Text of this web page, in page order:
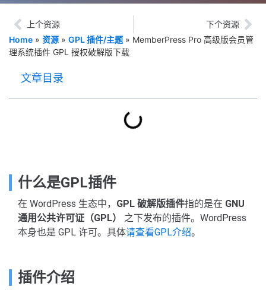
上个资源 下个资源
Home » 资源 » GPL 插件/主题 » MemberPress Pro 高级版会员管
理系统插件 GPL 授权破解版下载
文章目录
什么是GPL插件
在 WordPress 生态中， GPL 破解版插件指的是在 GNU
通用公共许可证（GPL）
之下发布的插件。WordPress
本身也是 GPL 许可。具体请查看GPL介绍。
插件介绍